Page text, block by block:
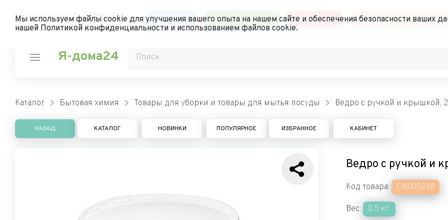
[chd-geolocate]
8 (966) 852-
00-70
Каталог Личный кабинет Доставка Политика
Я-дома24
Каталог Бытовая химия Товары для уборки и товары для мытья посуды Ведро с ручкой и крышкой,
НАЗАД КАТАЛОГ НОВИНКИ ПОПУЛЯРНОЕ ИЗБРАННОЕ КАБИНЕТ
Ведро с ручкой и
Код товара: CN000248
Вес: 0.5 кг.
Мы используем файлы cookie для улучшения вашего опыта на нашем сайте и обеспечения безопасности ваших
нашей Политикой конфиденциальности и использованием файлов cookie.